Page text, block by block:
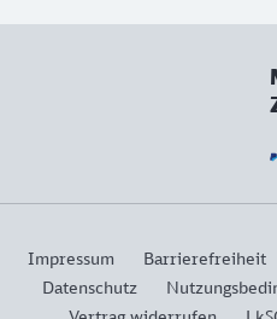
Impressum Barrierefreiheit
Datenschutz